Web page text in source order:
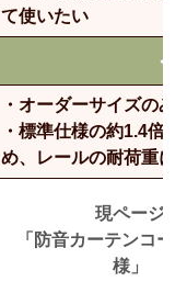
て使いたい
・オーダーサイズのみ
・標準仕様の約1.4倍
め、レールの耐荷重に
現ページ
「防音カーテンコー
様」